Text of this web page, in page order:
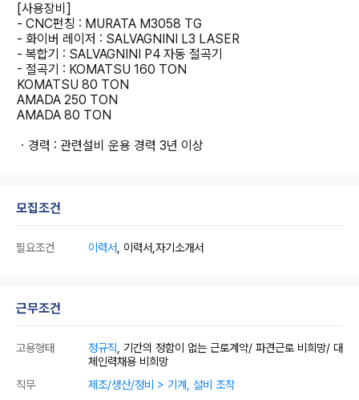
[사용장비]
- CNC펀칭 : MURATA M3058 TG
- 화이버 레이저 : SALVAGNINI L3 LASER
- 복합기 : SALVAGNINI P4 자동 절곡기
- 절곡기 : KOMATSU 160 TON
KOMATSU 80 TON
AMADA 250 TON
AMADA 80 TON
ㆍ경력 : 관련설비 운용 경력 3년 이상
모집조건
필요조건 이력서 , 이력서,자기소개서
근무조건
고용형태 정규직 , 기간의 정함이 없는 근로계약/ 파견근로 비희망/ 대
체인력채용 비희망
직무
제조/생산/정비 > 기계, 설비 조작